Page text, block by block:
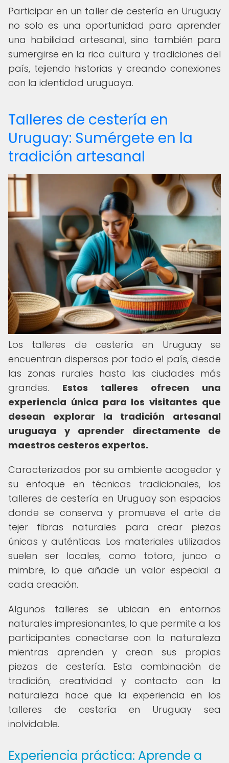
Participar en un taller de cestería en Uruguay
no solo es una oportunidad para aprender
una habilidad artesanal, sino también para
sumergirse en la rica cultura y tradiciones del
país, tejiendo historias y creando conexiones
con la identidad uruguaya.
Talleres de cestería en
Uruguay: Sumérgete en la
tradición artesanal
Los talleres de cestería en Uruguay se
encuentran dispersos por todo el país, desde
las zonas rurales hasta las ciudades más
grandes. Estos talleres ofrecen una
experiencia única para los visitantes que
desean explorar la tradición artesanal
uruguaya y aprender directamente de
maestros cesteros expertos.
Caracterizados por su ambiente acogedor y
su enfoque en técnicas tradicionales, los
talleres de cestería en Uruguay son espacios
donde se conserva y promueve el arte de
tejer fibras naturales para crear piezas
únicas y auténticas. Los materiales utilizados
suelen ser locales, como totora, junco o
mimbre, lo que añade un valor especial a
cada creación.
Algunos talleres se ubican en entornos
naturales impresionantes, lo que permite a los
participantes conectarse con la naturaleza
mientras aprenden y crean sus propias
piezas de cestería. Esta combinación de
tradición, creatividad y contacto con la
naturaleza hace que la experiencia en los
talleres de cestería en Uruguay sea
inolvidable.
Experiencia práctica: Aprende a